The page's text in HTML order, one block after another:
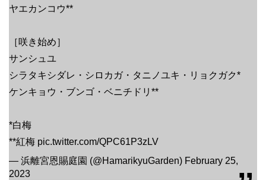
ヤエカンコウ**
［咲き始め］
サンシュユ
シラタキシダレ・シロカガ・タニノユキ・リョクガク*
ケンキョウ・ブンゴ・ベニチドリ**
*白梅
**紅梅 pic.twitter.com/QPC61P3zLV
— 浜離宮恩賜庭園 (@HamarikyuGarden) February 25,
2023